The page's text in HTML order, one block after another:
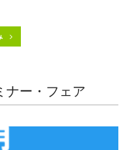
ナー・フェア